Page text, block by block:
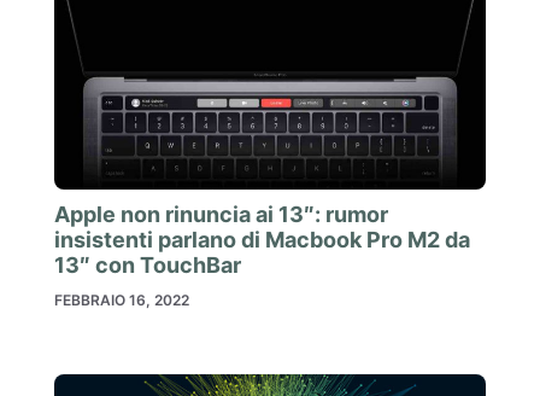
Apple non rinuncia ai 13″: rumor
insistenti parlano di Macbook Pro M2 da
13″ con TouchBar
FEBBRAIO 16, 2022